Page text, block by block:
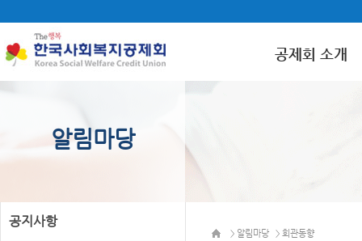
공제회 소개
알림마당
공지사항
> 알림마당 > 회관동향